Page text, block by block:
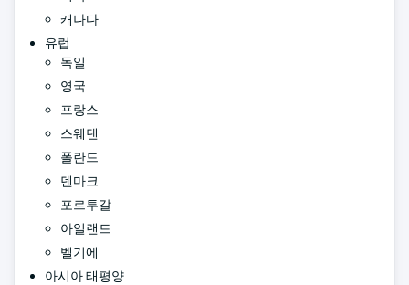
캐나다
유럽
독일
영국
프랑스
스웨덴
폴란드
덴마크
포르투갈
아일랜드
벨기에
아시아 태평양